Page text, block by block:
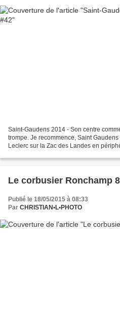
Saint-Gaudens 2014 - Son centre
trompe. Je recommence, Saint
Leclerc sur la Zac des Landes en
Le corbusier Ronchamp
Publié le 18/05/2015 à 08:33
Par CHRISTIAN•L•PHOTO